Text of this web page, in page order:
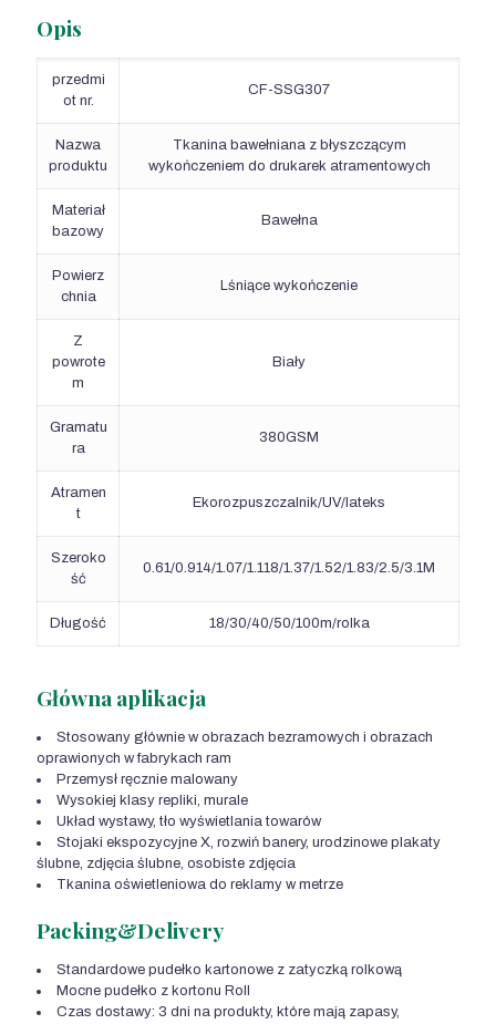
Opis
przedmi
ot nr.
CF-SSG307
Nazwa
produktu
Tkanina bawełniana z błyszczącym
wykończeniem do drukarek atramentowych
Materiał
bazowy
Bawełna
Powierz
chnia
Lśniące wykończenie
Z
powrote
m
Biały
Gramatu
ra
380GSM
Atramen
t
Ekorozpuszczalnik/UV/lateks
Szeroko
ść
0.61/0.914/1.07/1.118/1.37/1.52/1.83/2.5/3.1M
Długość 18/30/40/50/100m/rolka
Główna aplikacja
Stosowany głównie w obrazach bezramowych i obrazach
oprawionych w fabrykach ram
Przemysł ręcznie malowany
Wysokiej klasy repliki, murale
Układ wystawy, tło wyświetlania towarów
Stojaki ekspozycyjne X, rozwiń banery, urodzinowe plakaty
ślubne, zdjęcia ślubne, osobiste zdjęcia
Tkanina oświetleniowa do reklamy w metrze
Packing&Delivery
Standardowe pudełko kartonowe z zatyczką rolkową
Mocne pudełko z kortonu Roll
Czas dostawy: 3 dni na produkty, które mają zapasy,